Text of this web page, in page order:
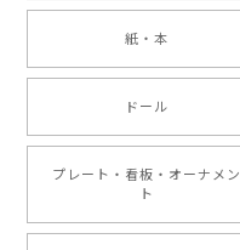
紙・本
ドール
プレート・看板・オーナメン
ト